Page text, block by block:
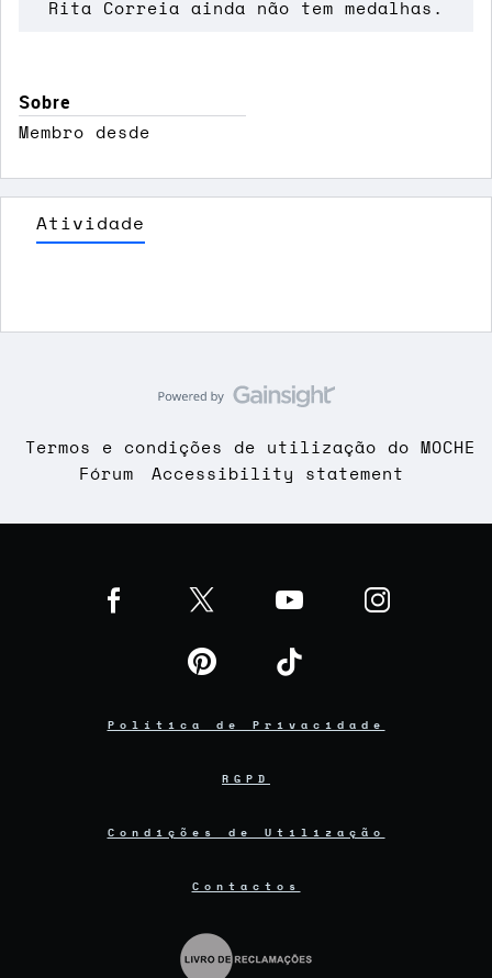
Rita Correia ainda não tem medalhas.
Sobre
Membro desde
Atividade
Termos e condições de utilização do MOCHE
Fórum
Accessibility statement
Política de Privacidade
RGPD
Condições de Utilização
Contactos